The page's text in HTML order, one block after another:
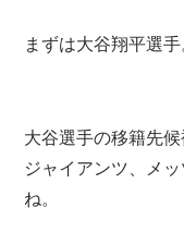
まずは大谷翔平選手
大谷選手の移籍先
ジャイアンツ、メ
ね。